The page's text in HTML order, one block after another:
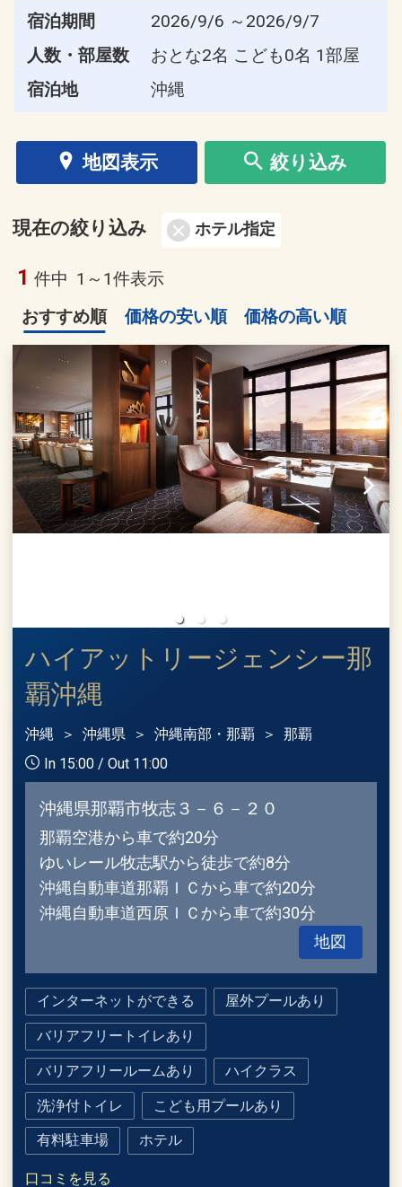
宿泊期間
2026/9/6 ～2026/9/7
人数・部屋数
おとな2名 こども0名 1部屋
宿泊地
沖縄
地図表示 絞り込み
現在の絞り込み ホテル指定
1 件中 1～1件表示
おすすめ順
価格の安い順 価格の高い順
ハイアットリージェンシー那
覇沖縄
沖縄 沖縄県 沖縄南部・那覇
那覇
In 15:00 / Out 11:00
沖縄県那覇市牧志３－６－２０
那覇空港から車で約20分
ゆいレール牧志駅から徒歩で約8分
沖縄自動車道那覇ＩＣから車で約20分
沖縄自動車道西原ＩＣから車で約30分
地図
インターネットができる 屋外プールあり
バリアフリートイレあり
バリアフリールームあり ハイクラス
洗浄付トイレ こども用プールあり
有料駐車場 ホテル
口コミを見る